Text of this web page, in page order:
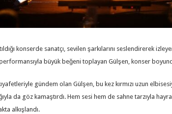
konserde sanatçı, sevilen şarkılarını seslendirerek
büyük beğeni toplayan Gülşen, konser
gündem olan Gülşen, bu kez kırmızı uzun
da göz kamaştırdı. Hem sesi hem de sahne tarzıyla
alkışlandı.